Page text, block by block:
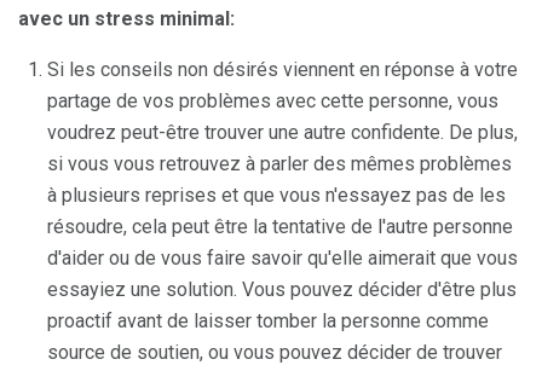
avec un stress minimal:
Si les conseils non désirés viennent en réponse à votre
partage de vos problèmes avec cette personne, vous
voudrez peut-être trouver une autre confidente. De plus,
si vous vous retrouvez à parler des mêmes problèmes
à plusieurs reprises et que vous n'essayez pas de les
résoudre, cela peut être la tentative de l'autre personne
d'aider ou de vous faire savoir qu'elle aimerait que vous
essayiez une solution. Vous pouvez décider d'être plus
proactif avant de laisser tomber la personne comme
source de soutien, ou vous pouvez décider de trouver